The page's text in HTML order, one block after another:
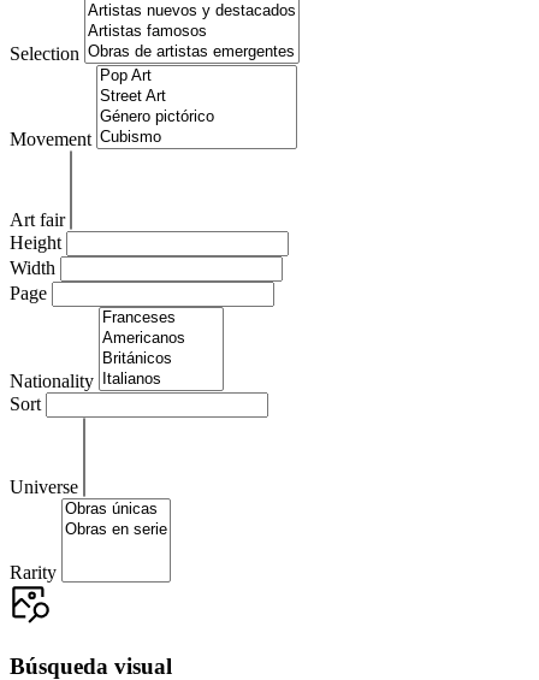
Selection
Movement
Art fair
Height
Width
Page
Nationality
Sort
Universe
Rarity
Búsqueda visual